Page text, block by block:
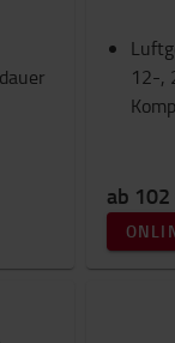
12-,
ab 102